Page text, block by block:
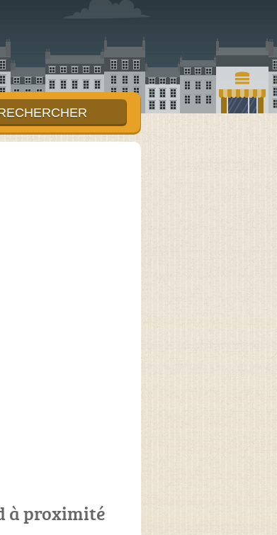
à proximité